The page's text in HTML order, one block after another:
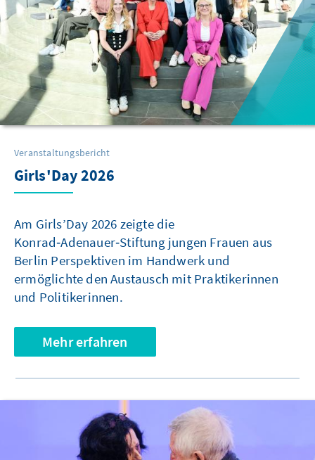
Veranstaltungsbericht
Girls'Day 2026
Am Girls’Day 2026 zeigte die
Konrad‑Adenauer‑Stiftung jungen Frauen aus
Berlin Perspektiven im Handwerk und
ermöglichte den Austausch mit Praktikerinnen
und Politikerinnen.
Mehr erfahren